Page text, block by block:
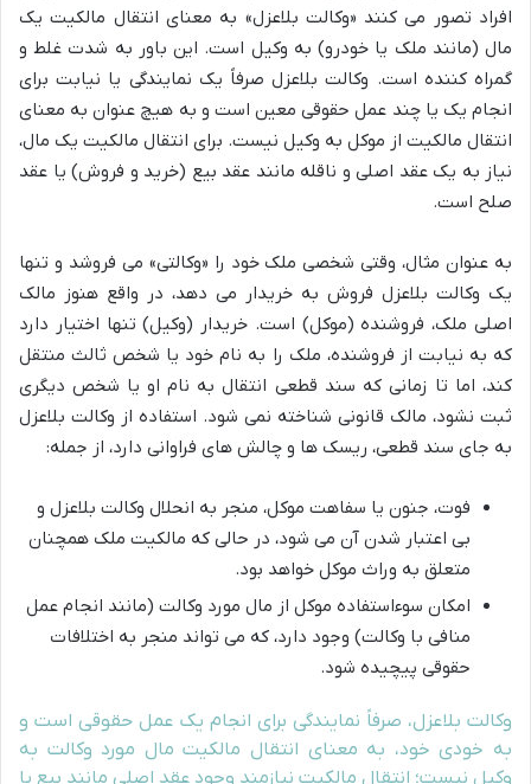
افراد تصور می کنند «وکالت بلاعزل» به معنای انتقال مالکیت یک
مال (مانند ملک یا خودرو) به وکیل است. این باور به شدت غلط و
گمراه کننده است. وکالت بلاعزل صرفاً یک نمایندگی یا نیابت برای
انجام یک یا چند عمل حقوقی معین است و به هیچ عنوان به معنای
انتقال مالکیت از موکل به وکیل نیست. برای انتقال مالکیت یک مال،
نیاز به یک عقد اصلی و ناقله مانند عقد بیع (خرید و فروش) یا عقد
صلح است.
به عنوان مثال، وقتی شخصی ملک خود را «وکالتی» می فروشد و تنها
یک وکالت بلاعزل فروش به خریدار می دهد، در واقع هنوز مالک
اصلی ملک، فروشنده (موکل) است. خریدار (وکیل) تنها اختیار دارد
که به نیابت از فروشنده، ملک را به نام خود یا شخص ثالث منتقل
کند، اما تا زمانی که سند قطعی انتقال به نام او یا شخص دیگری
ثبت نشود، مالک قانونی شناخته نمی شود. استفاده از وکالت بلاعزل
به جای سند قطعی، ریسک ها و چالش های فراوانی دارد، از جمله:
فوت، جنون یا سفاهت موکل، منجر به انحلال وکالت بلاعزل و
بی اعتبار شدن آن می شود، در حالی که مالکیت ملک همچنان
متعلق به وراث موکل خواهد بود.
امکان سوءاستفاده موکل از مال مورد وکالت (مانند انجام عمل
منافی با وکالت) وجود دارد، که می تواند منجر به اختلافات
حقوقی پیچیده شود.
وکالت بلاعزل، صرفاً نمایندگی برای انجام یک عمل حقوقی است و
به خودی خود، به معنای انتقال مالکیت مال مورد وکالت به
وکیل نیست؛ انتقال مالکیت نیازمند وجود عقد اصلی مانند بیع یا